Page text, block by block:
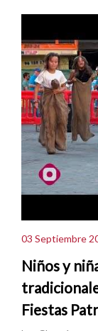
03 Septiembre
Niños y
Fiestas